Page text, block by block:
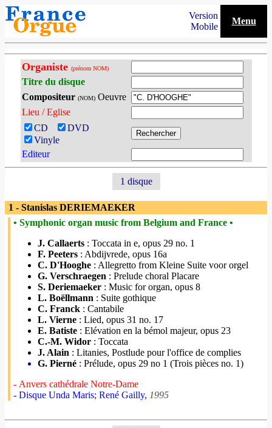
Version
Mobile
Menu
Organiste (prénom NOM)
Titre du disque
Compositeur (NOM)Oeuvre
Lieu / Eglise
CD
DVD
Vinyle
Editeur
1 disque
1 - Stanislas DERIEMAEKER
• Symphonic organ music from Belgium and France •
J. Callaerts : Toccata in e, opus 29 no. 1
F. Peeters : Abdijvrede, opus 16a
C. D'Hooghe : Allegretto from Kleine Suite voor orgel
G. Verschraegen : Prelude choral Placare
S. Deriemaeker : Music for organ, opus 8
L. Boëllmann : Suite gothique
C. Franck : Cantabile
L. Vierne : Lied, opus 31 no. 17
E. Batiste : Elévation en la bémol majeur, opus 23
C.-M. Widor : Toccata
J. Alain : Litanies, Postlude pour l'office de complies
G. Pierné : Prélude, opus 29 no 1 (Trois pièces no. 1)
- Anvers cathédrale Notre-Dame
- Disque Unda Maris; René Gailly, 1995